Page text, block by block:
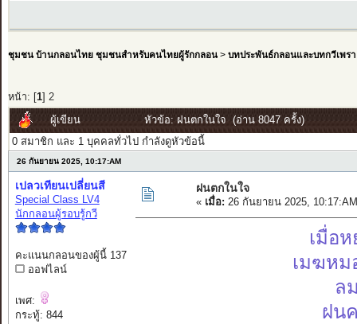
ชุมชน บ้านกลอนไทย ชุมชนสำหรับคนไทยผู้รักกลอน> บทประพันธ์กลอนและบทกวีเพรา
หน้า: [ 1] 2
ผู้เขียน
หัวข้อ: ฝนตกในใจ (อ่าน 8047 ครั้ง)
0 สมาชิก และ 1 บุคคลทั่วไป กำลังดูหัวข้อนี้
26 กันยายน 2025, 10:17:AM
เปลวเทียนเปลี่ยนสี
Special Class LV4
นักกลอนผู้รอบรู้กวี
คะแนนกลอนของผู้นี้ 137
ออฟไลน์
เพศ:
กระทู้: 844
ฝนตกในใจ
« เมื่อ: 26 กันยายน 2025,
เมื่อ
เมฆห
ล
ฝน